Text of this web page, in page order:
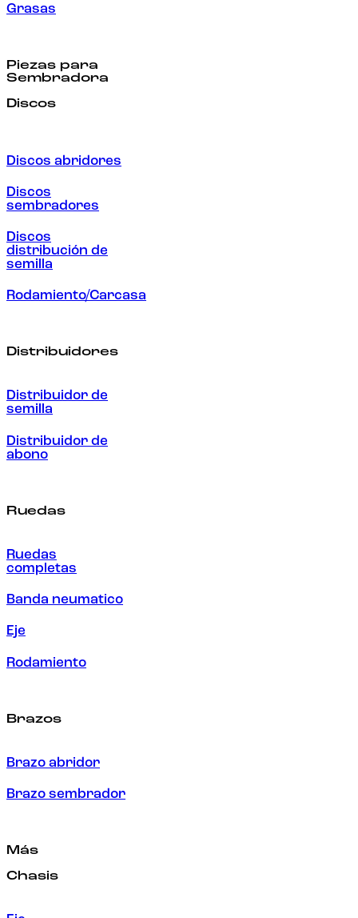
Grasas
Piezas para
Sembradora
Discos
Discos abridores
Discos
sembradores
Discos
distribución de
semilla
Rodamiento/Carcasa
Distribuidores
Distribuidor de
semilla
Distribuidor de
abono
Ruedas
Ruedas
completas
Banda neumatico
Eje
Rodamiento
Brazos
Brazo abridor
Brazo sembrador
Más
Chasis